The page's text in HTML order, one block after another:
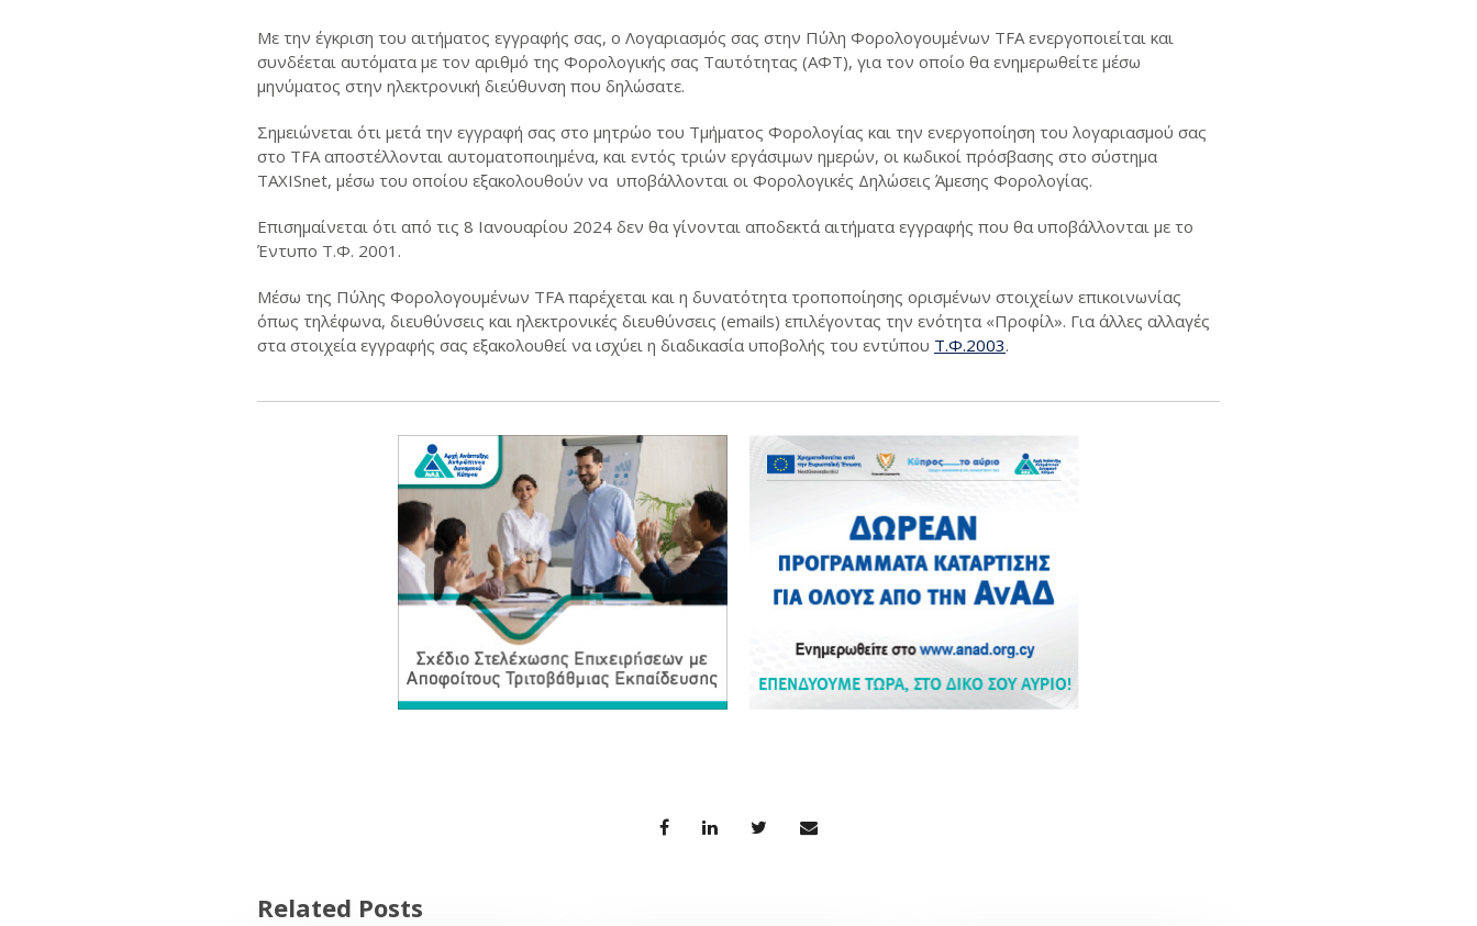
Με την έγκριση του αιτήματος εγγραφής σας, ο Λογαριασμός σας στην Πύλη Φορολογουμένων TFA ενεργοποιείται και
συνδέεται αυτόματα με τον αριθμό της Φορολογικής σας Ταυτότητας (ΑΦΤ), για τον οποίο θα ενημερωθείτε μέσω
μηνύματος στην ηλεκτρονική διεύθυνση που δηλώσατε.
Σημειώνεται ότι μετά την εγγραφή σας στο μητρώο του Τμήματος Φορολογίας και την ενεργοποίηση του λογαριασμού σας
στο TFA αποστέλλονται αυτοματοποιημένα, και εντός τριών εργάσιμων ημερών, οι κωδικοί πρόσβασης στο σύστημα
TAXISnet, μέσω του οποίου εξακολουθούν να υποβάλλονται οι Φορολογικές Δηλώσεις Άμεσης Φορολογίας.
Επισημαίνεται ότι από τις 8 Ιανουαρίου 2024 δεν θα γίνονται αποδεκτά αιτήματα εγγραφής που θα υποβάλλονται με το
Έντυπο Τ.Φ. 2001.
Μέσω της Πύλης Φορολογουμένων TFA παρέχεται και η δυνατότητα τροποποίησης ορισμένων στοιχείων επικοινωνίας
όπως τηλέφωνα, διευθύνσεις και ηλεκτρονικές διευθύνσεις (emails) επιλέγοντας την ενότητα «Προφίλ». Για άλλες αλλαγές
στα στοιχεία εγγραφής σας εξακολουθεί να ισχύει η διαδικασία υποβολής του εντύπου Τ.Φ.2003.
Related Posts